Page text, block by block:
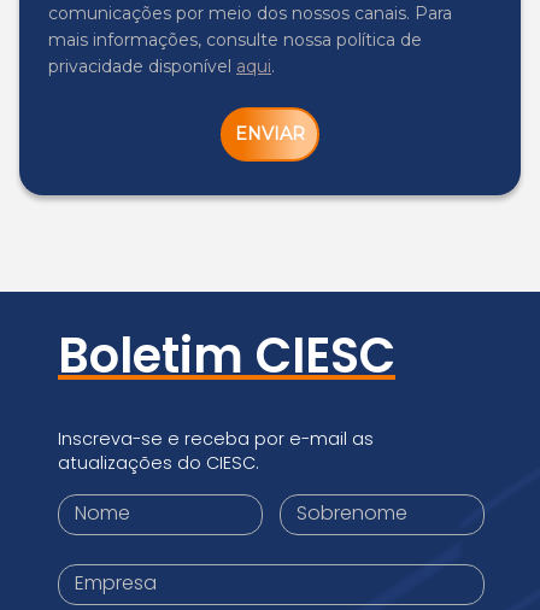
comunicações por meio dos nossos canais. Para
mais informações, consulte nossa política de
privacidade disponível aqui.
ENVIAR
Boletim CIESC
Inscreva-se e receba por e-mail as
atualizações do CIESC.
Primeiro
nome
*
Sobrenome
Empresa